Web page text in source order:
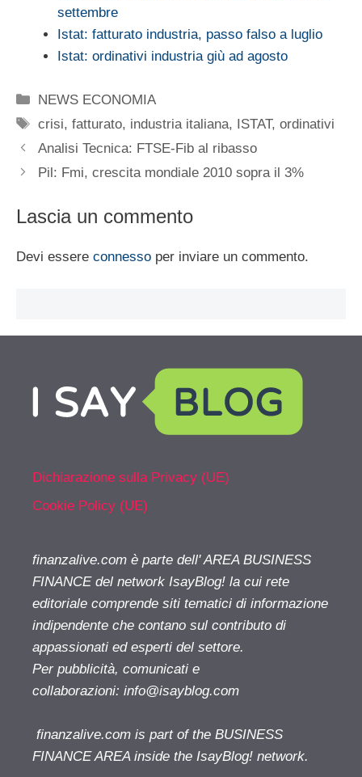
settembre
Istat: fatturato industria, passo falso a luglio
Istat: ordinativi industria giù ad agosto
Categorie
NEWS ECONOMIA
Tag
crisi,fatturato, industria italiana, ISTAT,ordinativi
Analisi Tecnica: FTSE-Fib al ribasso
Pil: Fmi, crescita mondiale 2010 sopra il 3%
Lascia un commento
Devi essere connesso per inviare un commento.
Dichiarazione sulla Privacy (UE)
Cookie Policy (UE)
finanzalive.com è parte dell' AREA BUSINESS
FINANCE del network IsayBlog! la cui rete
editoriale comprende siti tematici di informazione
indipendente che contano sul contributo di
appassionati ed esperti del settore.
Per pubblicità, comunicati e
collaborazioni: info@isayblog.com
finanzalive.com is part of the BUSINESS
FINANCE AREA inside the IsayBlog! network.